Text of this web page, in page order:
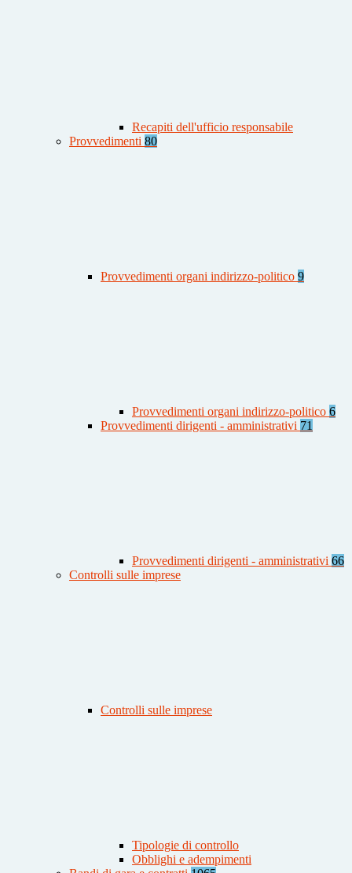
Recapiti dell'ufficio responsabile
Provvedimenti 80
Provvedimenti organi indirizzo-politico 9
Provvedimenti organi indirizzo-politico 6
Provvedimenti dirigenti - amministrativi 71
Provvedimenti dirigenti - amministrativi 66
Controlli sulle imprese
Controlli sulle imprese
Tipologie di controllo
Obblighi e adempimenti